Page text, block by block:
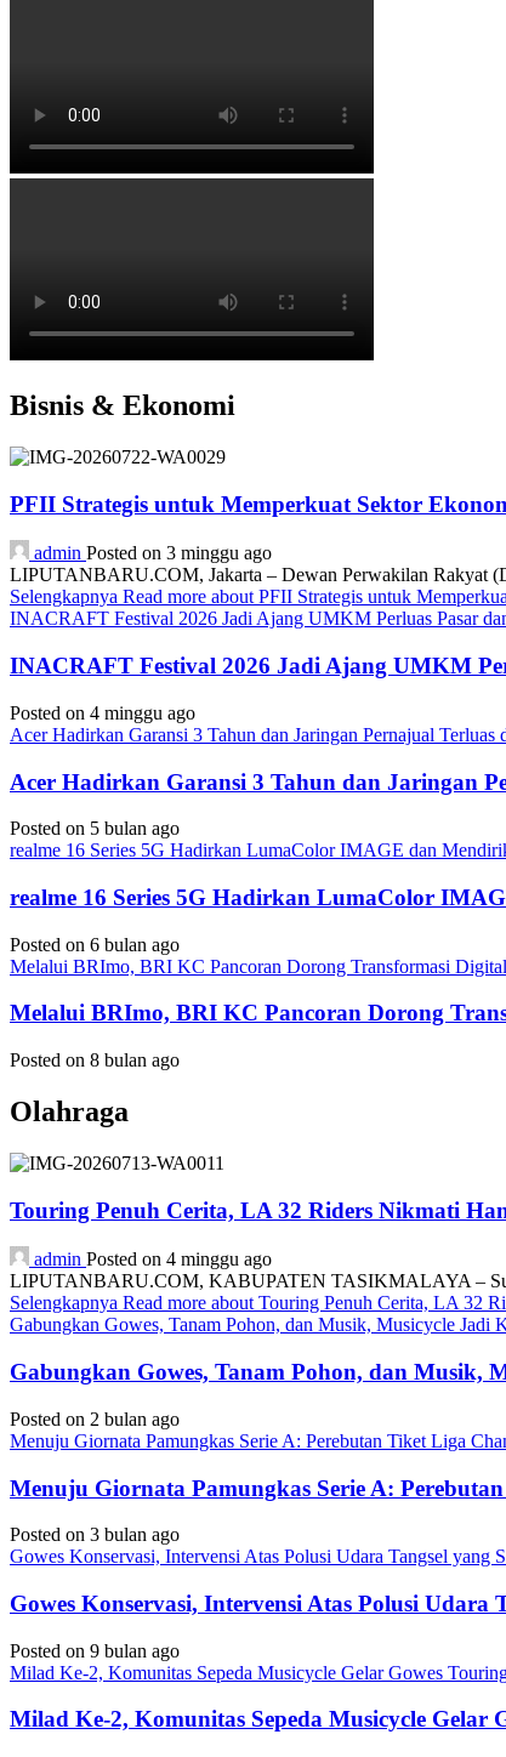
Bisnis & Ekonomi
PFII Strategis untuk Memperkuat Sektor
admin Posted on 3 minggu ago
LIPUTANBARU.COM, Jakarta – Dewan Perwakilan Rakyat
Selengkapnya Read more about PFII Strategis untuk
INACRAFT Festival 2026 Jadi Ajang UMKM Perluas Pasar
INACRAFT Festival 2026 Jadi Ajang UMKM
Posted on 4 minggu ago
Acer Hadirkan Garansi 3 Tahun dan Jaringan Pernajual
Acer Hadirkan Garansi 3 Tahun dan Jaringan
Posted on 5 bulan ago
realme 16 Series 5G Hadirkan LumaColor IMAGE dan
realme 16 Series 5G Hadirkan LumaColor
Posted on 6 bulan ago
Melalui BRImo, BRI KC Pancoran Dorong Transformasi
Melalui BRImo, BRI KC Pancoran Dorong
Posted on 8 bulan ago
Olahraga
Touring Penuh Cerita, LA 32 Riders Nikmati
admin Posted on 4 minggu ago
LIPUTANBARU.COM, KABUPATEN TASIKMALAYA –
Selengkapnya Read more about Touring Penuh Cerita, LA 32
Gabungkan Gowes, Tanam Pohon, dan Musik, Musicycle Jadi
Gabungkan Gowes, Tanam Pohon, dan Musik,
Posted on 2 bulan ago
Menuju Giornata Pamungkas Serie A: Perebutan Tiket Liga
Menuju Giornata Pamungkas Serie A:
Posted on 3 bulan ago
Gowes Konservasi, Intervensi Atas Polusi Udara Tangsel yang
Gowes Konservasi, Intervensi Atas Polusi
Posted on 9 bulan ago
Milad Ke-2, Komunitas Sepeda Musicycle Gelar Gowes
Milad Ke-2, Komunitas Sepeda Musicycle Gelar